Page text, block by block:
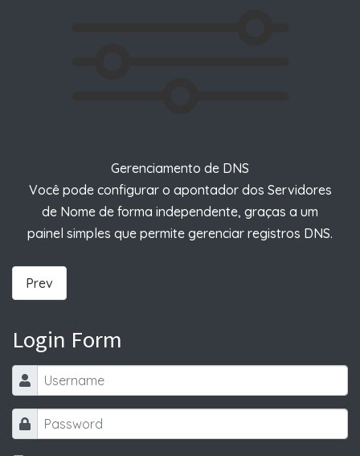
Gerenciamento de DNS
Você pode configurar o apontador dos Servidores
de Nome de forma independente, graças a um
painel simples que permite gerenciar registros DNS.
Prev
Login Form
Username
Password